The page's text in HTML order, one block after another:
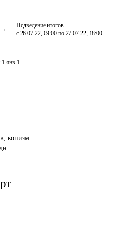
Подведение итогов
с 26.07.22, 09:00 по 27.07.22, 18:00
1 янв 1
копиям